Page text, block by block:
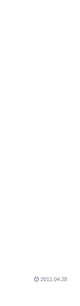
2011.04.28